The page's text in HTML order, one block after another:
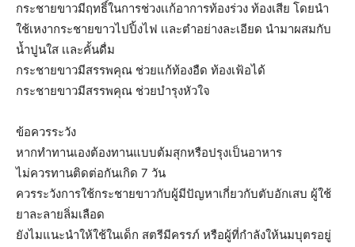
กระชายขาวมีฤทธิ์ในการช่วงเเก้อาการท้องร่วง ท้องเสีย โดยนำ
ใช้เหงากระชายขาวไปปิ้งไฟ เเละตำอย่างละเอียด นำมาผสมกับ
น้ำปูนใส เเละคั้นดื่ม
กระชายขาวมีสรรพคุณ ช่วยแก้ท้องอืด ท้องเฟ้อได้
กระชายขาวมีสรรพคุณ ช่วยบำรุงหัวใจ
ข้อควรระวัง
หากทำทานเองต้องทานแบบต้มสุกหรือปรุงเป็นอาหาร
ไม่ควรทานติดต่อกันเกิด 7 วัน
ควรระวังการใช้กระชายขาวกับผู้มีปัญหาเกี่ยวกับตับอักเสบ ผู้ใช้
ยาละลายลิ่มเลือด
ยังไมแนะนำให้ใช้ในเด็ก สตรีมีครรภ์ หรือผู้ที่กำลังให้นมบุตรอยู่